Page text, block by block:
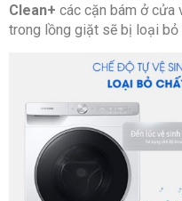
Clean+ các cặn bám ở cửa
trong lồng giặt sẽ bị loại bỏ